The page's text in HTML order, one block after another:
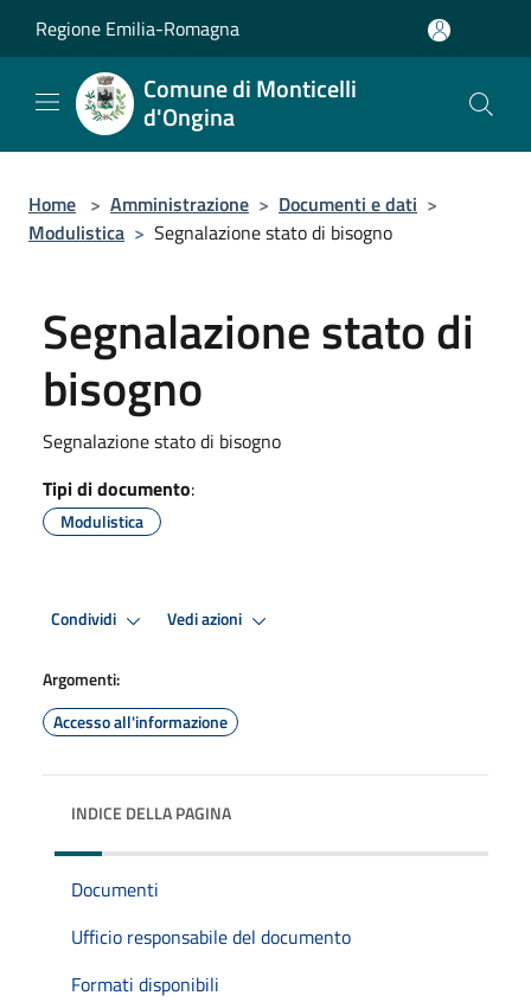
Regione Emilia-Romagna
Comune di Monticelli
d'Ongina
Home > Amministrazione > Documenti e dati >
Modulistica > Segnalazione stato di bisogno
Segnalazione stato di
bisogno
Segnalazione stato di bisogno
Tipi di documento:
Modulistica
Condividi Vedi azioni
Argomenti:
Accesso all'informazione
INDICE DELLA PAGINA
Documenti
Ufficio responsabile del documento
Formati disponibili